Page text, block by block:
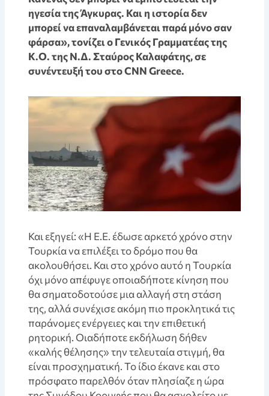
ηγεσία της Άγκυρας. Και η ιστορία δεν
μπορεί να επαναλαμβάνεται παρά μόνο σαν
φάρσα», τονίζει ο Γενικός Γραμματέας της
Κ.Ο. της Ν.Δ. Σταύρος Καλαφάτης, σε
συνέντευξή του στo CNN Greece.
Και εξηγεί: «Η Ε.Ε. έδωσε αρκετό χρόνο στην
Τουρκία να επιλέξει το δρόμο που θα
ακολουθήσει. Και στο χρόνο αυτό η Τουρκία
όχι μόνο απέφυγε οποιαδήποτε κίνηση που
θα σηματοδοτούσε μια αλλαγή στη στάση
της, αλλά συνέχισε ακόμη πιο προκλητικά τις
παράνομες ενέργειες και την επιθετική
ρητορική. Οιαδήποτε εκδήλωση δήθεν
«καλής θέλησης» την τελευταία στιγμή, θα
είναι προσχηματική. Το ίδιο έκανε και στο
πρόσφατο παρελθόν όταν πλησίαζε η ώρα